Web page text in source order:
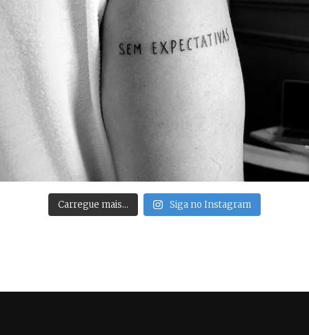
Carregue mais… Siga no Instagram